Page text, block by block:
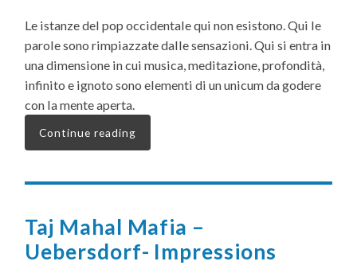
Le istanze del pop occidentale qui non esistono. Qui le
parole sono rimpiazzate dalle sensazioni. Qui si entra in
una dimensione in cui musica, meditazione, profondità,
infinito e ignoto sono elementi di un unicum da godere
con la mente aperta.
Continue reading
Taj Mahal Mafia –
Uebersdorf- Impressions